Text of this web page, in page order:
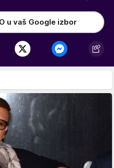
u vaš Google izbor